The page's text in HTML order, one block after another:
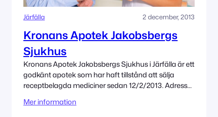
Järfälla 2 december, 2013
Kronans Apotek Jakobsbergs
Sjukhus
Kronans Apotek Jakobsbergs Sjukhus i Järfälla är ett
godkänt apotek som har haft tillstånd att sälja
receptbelagda mediciner sedan 12/2/2013. Adress
Kronans Apotek AB
Mer information